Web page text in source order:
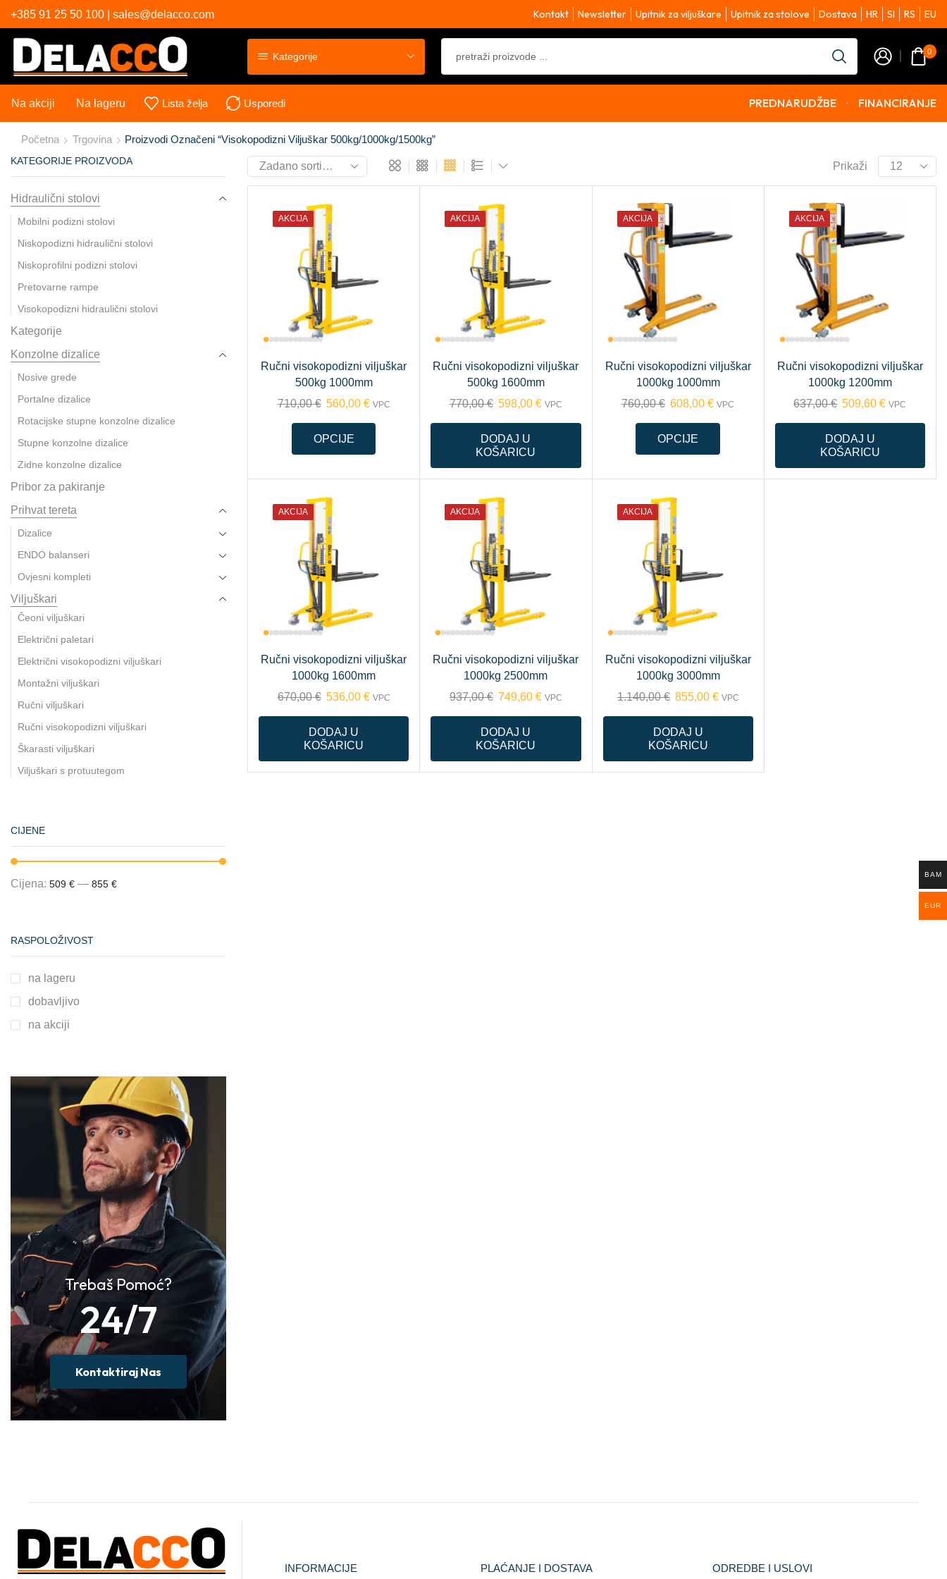
+385 91 25 50 100 | sales@delacco.com Kontakt Newsletter Upitnik za viljuškare Upitnik za stolove Dostava HR SI RS EU
Kategorije 0
Na akciji Na lageru Lista želja Usporedi PREDNARUDŽBE FINANCIRANJE
Početna Trgovina Proizvodi Označeni “visokopodizni Viljuškar 500kg/1000kg/1500kg”
Prikaži
AKCIJA
Ručni visokopodizni viljuškar
500kg 1000mm
710,00€ 560,00 € VPC
OPCIJE
AKCIJA
Ručni visokopodizni viljuškar
500kg 1600mm
770,00€ 598,00 € VPC
DODAJ U
KOŠARICU
AKCIJA
Ručni visokopodizni viljuškar
1000kg 1000mm
760,00€ 608,00€ VPC
OPCIJE
AKCIJA
Ručni visokopodizni viljuškar
1000kg 1200mm
637,00€ 509,60€ VPC
DODAJ U
KOŠARICU
AKCIJA
Ručni visokopodizni viljuškar
1000kg 1600mm
670,00€ 536,00 € VPC
DODAJ U
KOŠARICU
AKCIJA
Ručni visokopodizni viljuškar
1000kg 2500mm
937,00€ 749,60 € VPC
DODAJ U
KOŠARICU
AKCIJA
Ručni visokopodizni viljuškar
1000kg 3000mm
1.140,00€ 855,00 € VPC
DODAJ U
KOŠARICU
KATEGORIJE PROIZVODA
Hidraulični stolovi
Mobilni podizni stolovi
Niskopodizni hidraulični stolovi
Niskoprofilni podizni stolovi
Pretovarne rampe
Visokopodizni hidraulični stolovi
Kategorije
Konzolne dizalice
Nosive grede
Portalne dizalice
Rotacijske stupne konzolne dizalice
Stupne konzolne dizalice
Zidne konzolne dizalice
Pribor za pakiranje
Prihvat tereta
Dizalice
ENDO balanseri
Ovjesni kompleti
Viljuškari
Čeoni viljuškari
Električni paletari
Električni visokopodizni viljuškari
Montažni viljuškari
Ručni viljuškari
Ručni visokopodizni viljuškari
Škarasti viljuškari
Viljuškari s protuutegom
CIJENE
Cijena: 509 € — 855 €
RASPOLOŽIVOST
na lageru
dobavljivo
na akciji
Trebaš Pomoć?
24/7
Kontaktiraj Nas
INFORMACIJE PLAĆANJE I DOSTAVA ODREDBE I USLOVI
BAM
EUR